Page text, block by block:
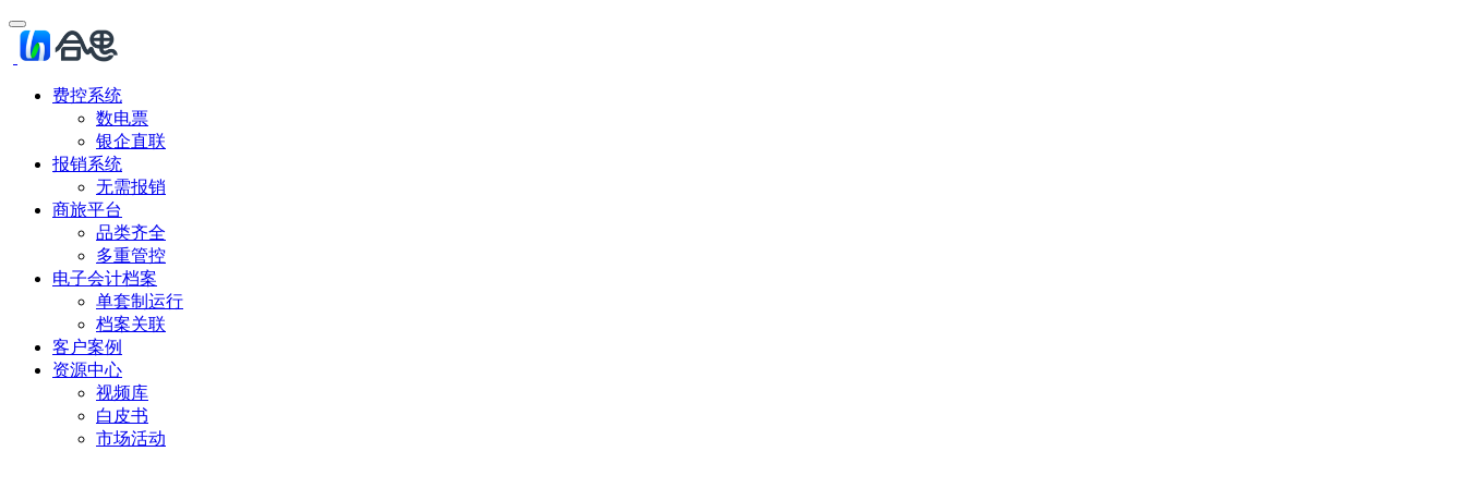
费控系统
数电票
银企直联
报销系统
无需报销
商旅平台
品类齐全
多重管控
电子会计档案
单套制运行
档案关联
客户案例
资源中心
视频库
白皮书
市场活动